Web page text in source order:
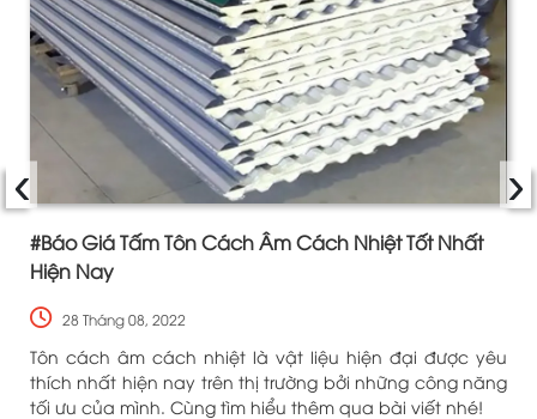
#Báo Giá Tấm Tôn Cách Âm Cách Nhiệt Tốt Nhất
Hiện Nay
28 Tháng 08, 2022
Tôn cách âm cách nhiệt là vật liệu hiện đại được yêu
thích nhất hiện nay trên thị trường bởi những công năng
tối ưu của mình. Cùng tìm hiểu thêm qua bài viết nhé!
‹ ›